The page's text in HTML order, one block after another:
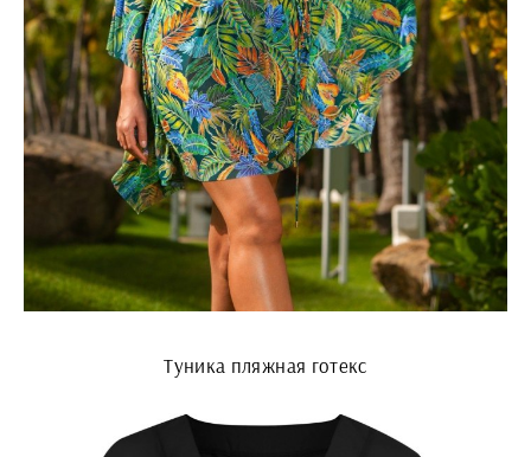
Туника пляжная готекс